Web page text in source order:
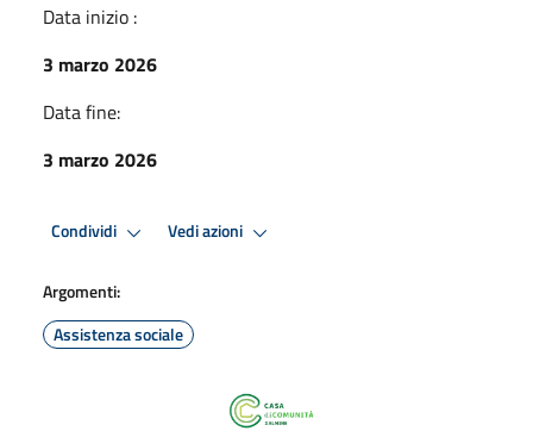
Data inizio :
3 marzo 2026
Data fine:
3 marzo 2026
Condividi Vedi azioni
Argomenti:
Assistenza sociale